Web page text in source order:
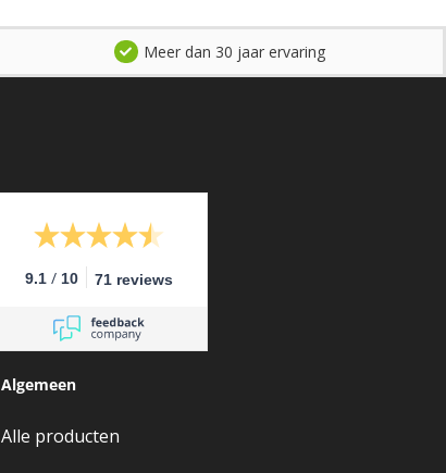
Meer dan 30 jaar ervaring
9.1 / 10 71 reviews
Algemeen
Alle producten